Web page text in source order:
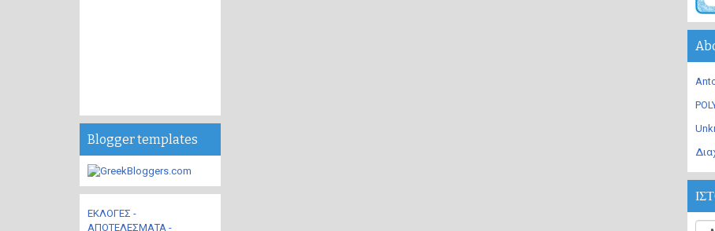
Blogger templates
ΕΚΛΟΓΕΣ -
ΑΠΟΤΕΛΕΣΜΑΤΑ -